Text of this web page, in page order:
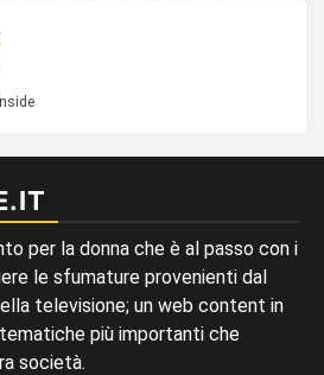
per la donna che è al passo con i
le sfumature provenienti dal
televisione; un web content in
più importanti che
società.